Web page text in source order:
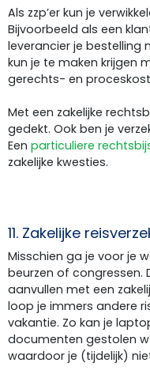
Als zzp’er kun je
Bijvoorbeeld als een
leverancier je bestelling
kun je te maken krijgen
gerechts- en
Met een zakelijke
gedekt. Ook ben je
Een particuliere
zakelijke kwesties.
11. Zakelijke
Misschien ga je voor je
beurzen of congressen.
aanvullen met een
loop je immers andere
vakantie. Zo kan je
documenten gestolen
waardoor je (tijdelijk)